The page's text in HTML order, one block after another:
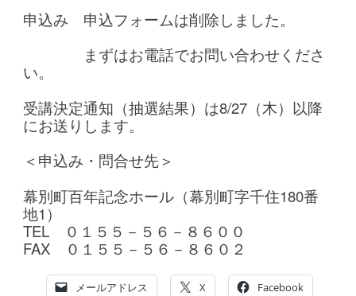
申込み 申込フォームは削除しました。
まずはお電話でお問い合わせくださ
い。
受講決定通知（抽選結果）は8/27（木）以降
にお送りします。
＜申込み・問合せ先＞
幕別町百年記念ホール（幕別町字千住180番
地1）
TEL ０１５５－５６－８６００
FAX ０１５５－５６－８６０２
メールアドレス X Facebook